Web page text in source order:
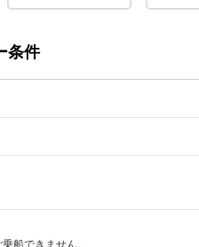
条件
船できません。